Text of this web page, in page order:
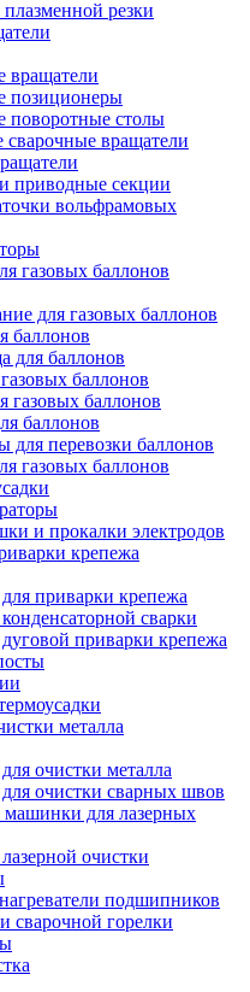
резки
вращатели
позиционеры
поворотные столы
сварочные вращатели
приводные секции
вольфрамовых
газовых баллонов
для газовых баллонов
баллонов
для баллонов
баллонов
газовых баллонов
баллонов
для перевозки баллонов
газовых баллонов
и прокалки электродов
крепежа
приварки крепежа
сварки
приварки крепежа
металла
очистки металла
очистки сварных швов
машинки для лазерных
очистки
подшипников
сварочной горелки